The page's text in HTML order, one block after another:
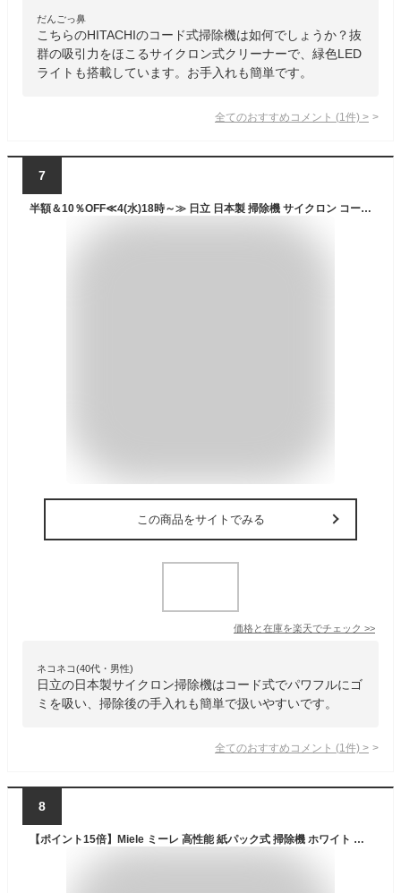
だんごっ鼻
こちらのHITACHIのコード式掃除機は如何でしょうか？抜
群の吸引力をほこるサイクロン式クリーナーで、緑色LED
ライトも搭載しています。お手入れも簡単です。
全てのおすすめコメント (1 件) >
7
半額＆10％OFF≪4(水)18時～≫ 日立 日本製 掃除機 サイクロン コード式 自走式 CV-SP300M(N) サイクロン掃除機 サイクロン式掃除機 軽量 パワかるサイクロン サイクロン掃除機コード式 hitachi サイクロンクリーナー 吸引力 強力 軽い パワフル 水洗い お手入れ簡単 CVSP30
この商品をサイトでみる
価格と在庫を楽天でチェック >>
ネコネコ(40代・男性)
日立の日本製サイクロン掃除機はコード式でパワフルにゴ
ミを吸い、掃除後の手入れも簡単で扱いやすいです。
全てのおすすめコメント (1 件) >
8
【ポイント15倍】Miele ミーレ 高性能 紙パック式 掃除機 ホワイト コード式 強力 吸引力 コンパクト キャニスター 花粉 ハウスダスト 紙パック 高機能 吸引 強い 高級 プレゼント ダニ 対策 家電 一人暮らし Compact C1 SCAO 3 【メーカー公式店】